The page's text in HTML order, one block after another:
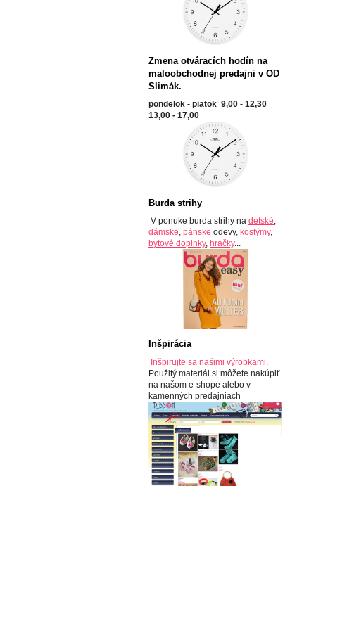
Zmena otváracích hodín na
maloobchodnej predajni v OD
Slimák.
pondelok - piatok 9,00 - 12,30
13,00 - 17,00
Burda strihy
V ponuke burda strihy na detské,
dámske, pánske odevy, kostýmy,
bytové doplnky, hračky...
Inšpirácia
Inšpirujte sa našimi výrobkami.
Použitý materiál si môžete nakúpiť
na našom e-shope alebo v
kamenných predajniach